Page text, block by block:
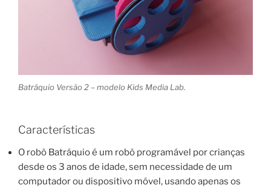
Batráquio Versão 2 – modelo Kids Media Lab.
Características
O robô Batráquio é um robô programável por crianças
desde os 3 anos de idade, sem necessidade de um
computador ou dispositivo móvel, usando apenas os